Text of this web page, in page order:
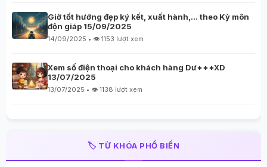
Giờ tốt hướng đẹp ký kết, xuất hành,… theo Kỳ môn
độn giáp 15/09/2025
14/09/2025 • 👁️ 1153 lượt xem
Xem số điện thoại cho khách hàng Dư***XD
13/07/2025
13/07/2025 • 👁️ 1138 lượt xem
🏷️ TỪ KHÓA PHỔ BIẾN